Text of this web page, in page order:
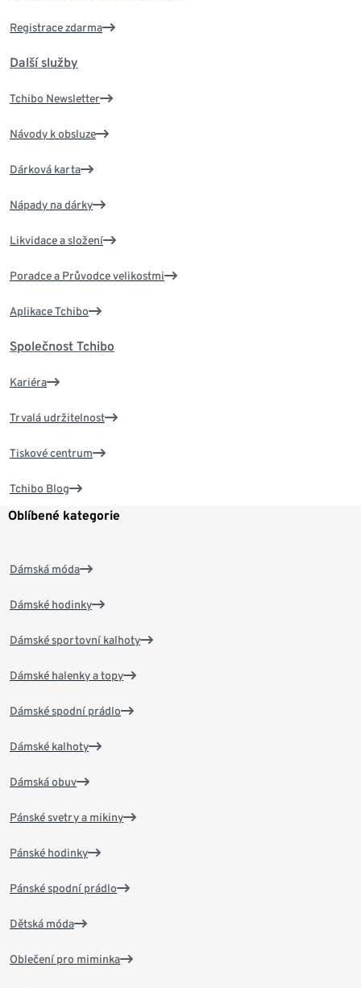
Registrace zdarma
Další služby
Tchibo Newsletter
Návody k obsluze
Dárková karta
Nápady na dárky
Likvidace a složení
Poradce a Průvodce velikostmi
Aplikace Tchibo
Společnost Tchibo
Kariéra
Trvalá udržitelnost
Tiskové centrum
Tchibo Blog
Oblíbené kategorie
Dámská móda
Dámské hodinky
Dámské sportovní kalhoty
Dámské halenky a topy
Dámské spodní prádlo
Dámské kalhoty
Dámská obuv
Pánské svetry a mikiny
Pánské hodinky
Pánské spodní prádlo
Dětská móda
Oblečení pro miminka